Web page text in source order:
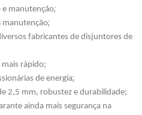
e manutenção;
manutenção;
fabricantes de disjuntores de
mais rápido;
de energia;
2,5 mm, robustez e durabilidade;
ainda mais segurança na